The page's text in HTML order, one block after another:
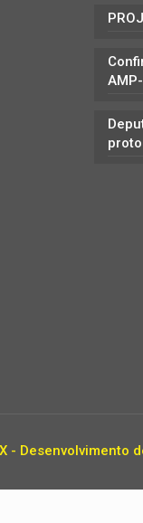
- Desenvolvimento